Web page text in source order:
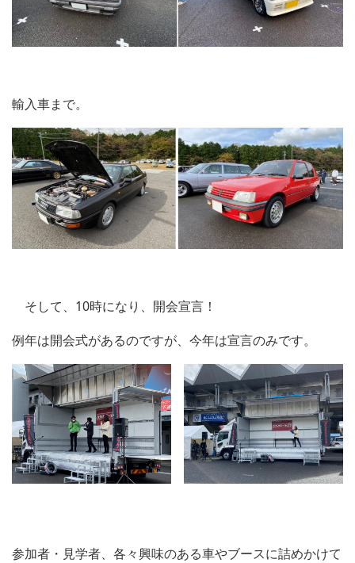
輸入車まで。
そして、10時になり、開会宣言！
例年は開会式があるのですが、今年は宣言のみです。
参加者・見学者、各々興味のある車やブースに詰めかけて